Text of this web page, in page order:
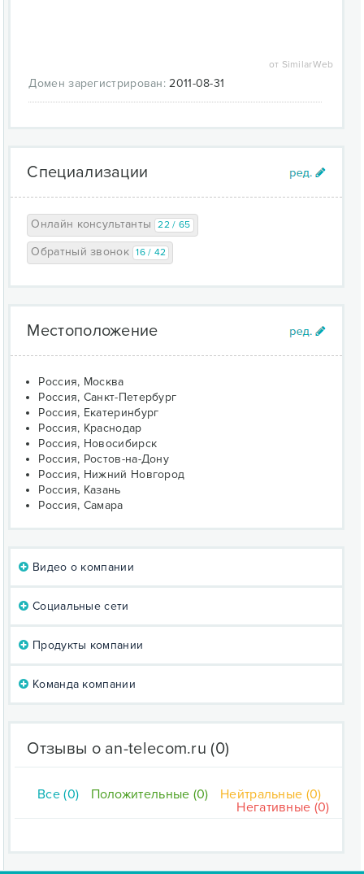
специалистов позволяет выполнять работы
оперативно и качественно. Компания «AnTelecom»
постоянно развивается и предлагает лучшие
разработки своим клиентам. Она открывает перед
от SimilarWeb
Домен зарегистрирован: 2011-08-31
Специализации
Онлайн консультанты 22 / 65
Обратный звонок 16 / 42
Местоположение
Россия, Москва
Россия, Санкт-Петербург
Россия, Екатеринбург
Россия, Краснодар
Россия, Новосибирск
Россия, Ростов-на-Дону
Россия, Нижний Новгород
Россия, Казань
Россия, Самара
Видео о компании
Социальные сети
Продукты компании
Команда компании
Отзывы о an-telecom.ru (0)
Все (0) Положительные (0)
Нейтральные (0)
Негативные (0)